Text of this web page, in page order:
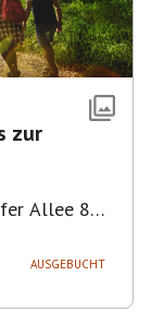
zur
Allee 80,
AUSGEBUCHT